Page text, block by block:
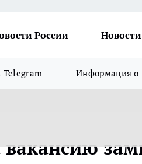
России
Информация о